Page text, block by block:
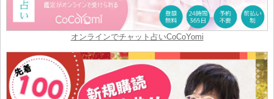
オンラインでチャット占いCoCoYomi